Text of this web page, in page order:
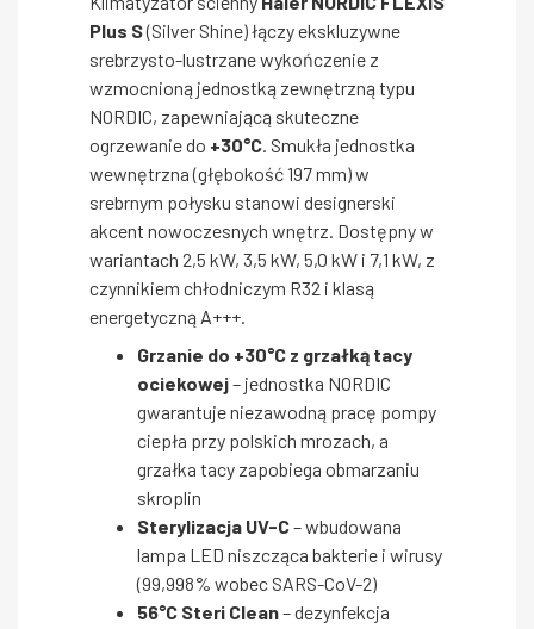
Plus S(Silver Shine) łączy ekskluzywne
srebrzysto-lustrzane wykończenie z
wzmocnioną jednostką zewnętrzną typu
NORDIC, zapewniającą skuteczne
ogrzewanie do +30°C . Smukła jednostka
wewnętrzna (głębokość 197 mm) w
srebrnym połysku stanowi designerski
akcent nowoczesnych wnętrz. Dostępny w
wariantach 2,5 kW, 3,5 kW, 5,0 kW i 7,1 kW, z
czynnikiem chłodniczym R32 i klasą
energetyczną A+++.
Grzanie do +30°C z grzałką tacy
ociekowej– jednostka NORDIC
gwarantuje niezawodną pracę pompy
ciepła przy polskich mrozach, a
grzałka tacy zapobiega obmarzaniu
skroplin
Sterylizacja UV-C– wbudowana
lampa LED niszcząca bakterie i wirusy
(99,998% wobec SARS-CoV-2)
56°C Steri Clean– dezynfekcja